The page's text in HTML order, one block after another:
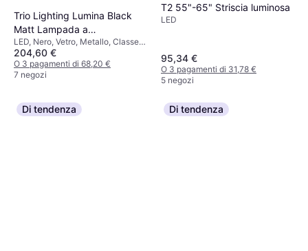
Trio Lighting Lumina Black
Matt Lampada a
Sospensione 93cm
LED, Nero, Vetro, Metallo, Classe
IP: IP20, Attacco Lampada: E14
204,60 €
O 3 pagamenti di 68,20 €
7 negozi
T2 55"-65" Striscia luminosa
LED
95,34 €
O 3 pagamenti di 31,78 €
5 negozi
Di tendenza Di tendenza